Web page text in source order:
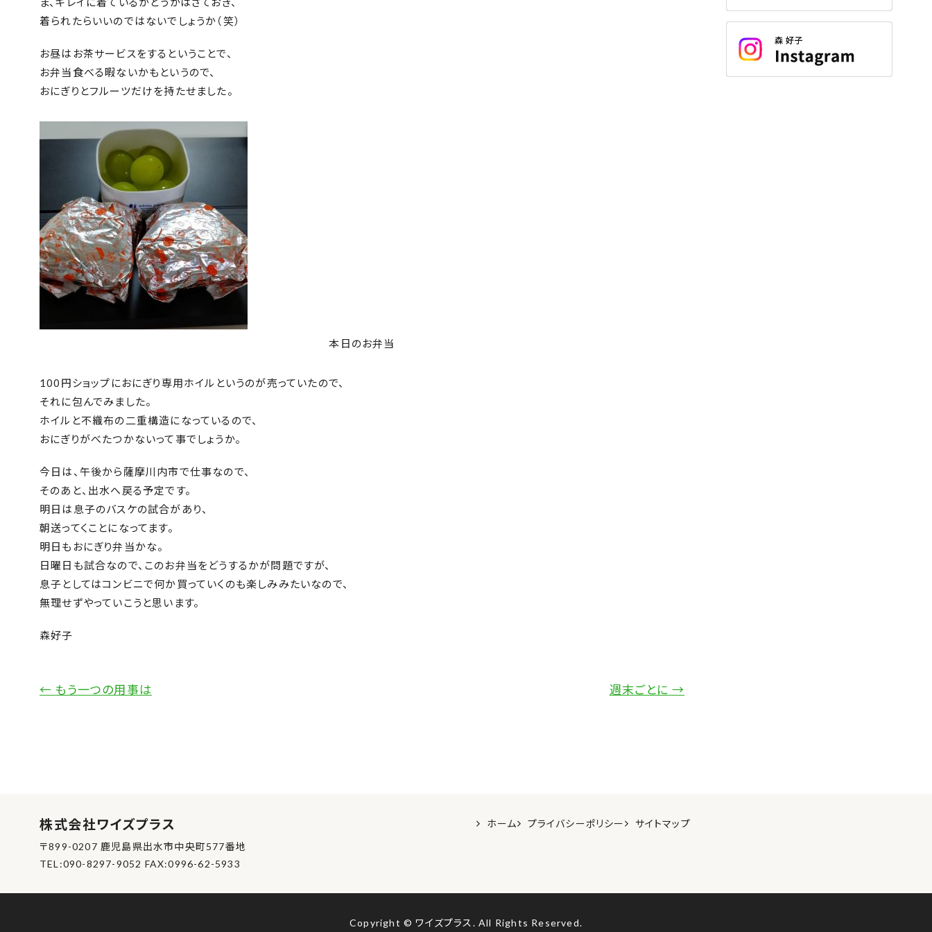
着られたらいいのではないでしょうか（笑）
お昼はお茶サービスをするということで、
お弁当食べる暇ないかもというので、
おにぎりとフルーツだけを持たせました。
本日のお弁当
100円ショップにおにぎり専用ホイルというのが売っていたので、
それに包んでみました。
ホイルと不織布の二重構造になっているので、
おにぎりがべたつかないって事でしょうか。
今日は、午後から薩摩川内市で仕事なので、
そのあと、出水へ戻る予定です。
明日は息子のバスケの試合があり、
朝送ってくことになってます。
明日もおにぎり弁当かな。
日曜日も試合なので、このお弁当をどうするかが問題ですが、
息子としてはコンビニで何か買っていくのも楽しみみたいなので、
無理せずやっていこうと思います。
森好子
← もう一つの用事は 週末ごとに →
株式会社ワイズプラス
〒899-0207 鹿児島県出水市中央町577番地
TEL:090-8297-9052 FAX:0996-62-5933
ホーム プライバシーポリシー サイトマップ
Copyright © ワイズプラス. All Rights Reserved.